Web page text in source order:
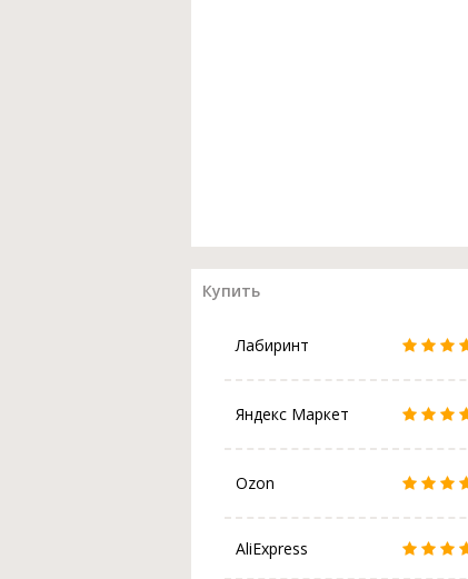
Купить
Лабиринт
Яндекс Маркет
Ozon
AliExpress